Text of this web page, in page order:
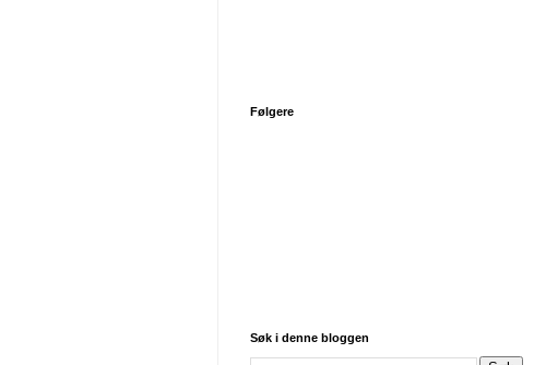
Følgere
Søk i denne bloggen